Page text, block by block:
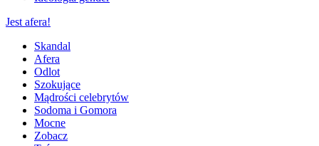
Jest afera!
Skandal
Afera
Odlot
Szokujące
Mądrości celebrytów
Sodoma i Gomora
Mocne
Zobacz